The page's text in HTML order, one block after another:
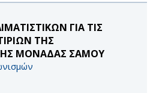
ΓΙΑ ΤΙΣ
ΤΗΣ
ΜΟΝΑΔΑΣ ΣΑΜΟΥ